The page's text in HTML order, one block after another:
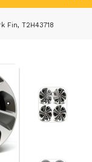
Fin, T2H43718